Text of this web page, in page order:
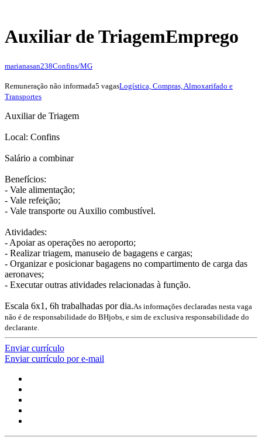
Auxiliar de TriagemEmprego
marianasan238Confins/MG
Remuneração não informada5 vagasLogística, Compras, Almoxarifado e
Transportes
Auxiliar de Triagem
Local: Confins
Salário a combinar
Benefícios:
- Vale alimentação;
- Vale refeição;
- Vale transporte ou Auxilio combustível.
Atividades:
- Apoiar as operações no aeroporto;
- Realizar triagem, manuseio de bagagens e cargas;
- Organizar e posicionar bagagens no compartimento de carga das
aeronaves;
- Executar outras atividades relacionadas à função.
Escala 6x1, 6h trabalhadas por dia.As informações declaradas nesta vaga
não é de responsabilidade do BHjobs, e sim de exclusiva responsabilidade do
declarante.
Enviar currículo
Enviar currículo por e-mail